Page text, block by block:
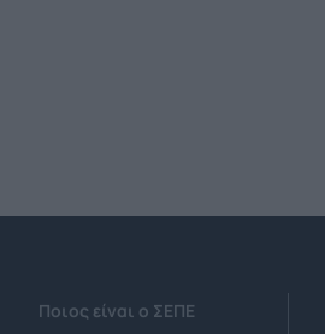
Ποιος είναι ο ΣΕΠΕ